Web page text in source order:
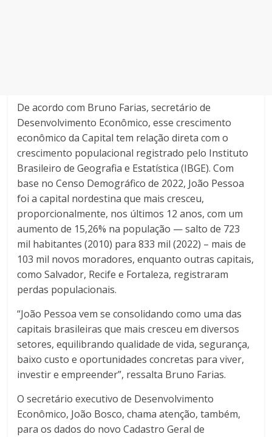
De acordo com Bruno Farias, secretário de
Desenvolvimento Econômico, esse crescimento
econômico da Capital tem relação direta com o
crescimento populacional registrado pelo Instituto
Brasileiro de Geografia e Estatística (IBGE). Com
base no Censo Demográfico de 2022, João Pessoa
foi a capital nordestina que mais cresceu,
proporcionalmente, nos últimos 12 anos, com um
aumento de 15,26% na população — salto de 723
mil habitantes (2010) para 833 mil (2022) – mais de
103 mil novos moradores, enquanto outras capitais,
como Salvador, Recife e Fortaleza, registraram
perdas populacionais.
“João Pessoa vem se consolidando como uma das
capitais brasileiras que mais cresceu em diversos
setores, equilibrando qualidade de vida, segurança,
baixo custo e oportunidades concretas para viver,
investir e empreender”, ressalta Bruno Farias.
O secretário executivo de Desenvolvimento
Econômico, João Bosco, chama atenção, também,
para os dados do novo Cadastro Geral de